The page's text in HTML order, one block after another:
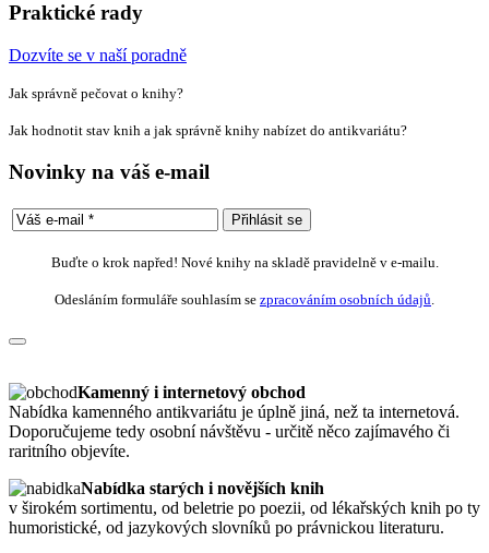
Praktické rady
Dozvíte se v naší poradně
Jak správně pečovat o knihy?
Jak hodnotit stav knih a jak správně knihy nabízet do antikvariátu?
Novinky na váš e-mail
Buďte o krok napřed! Nové knihy na skladě pravidelně v e-mailu.
Odesláním formuláře souhlasím se zpracováním osobních údajů
Kamenný i internetový obchod
Nabídka kamenného antikvariátu je úplně jiná, než ta internetová.
Doporučujeme tedy osobní návštěvu - určitě něco zajímavého či
raritního objevíte.
Nabídka starých i novějších knih
v širokém sortimentu, od beletrie po poezii, od lékařských knih po ty
humoristické, od jazykových slovníků po právnickou literaturu.